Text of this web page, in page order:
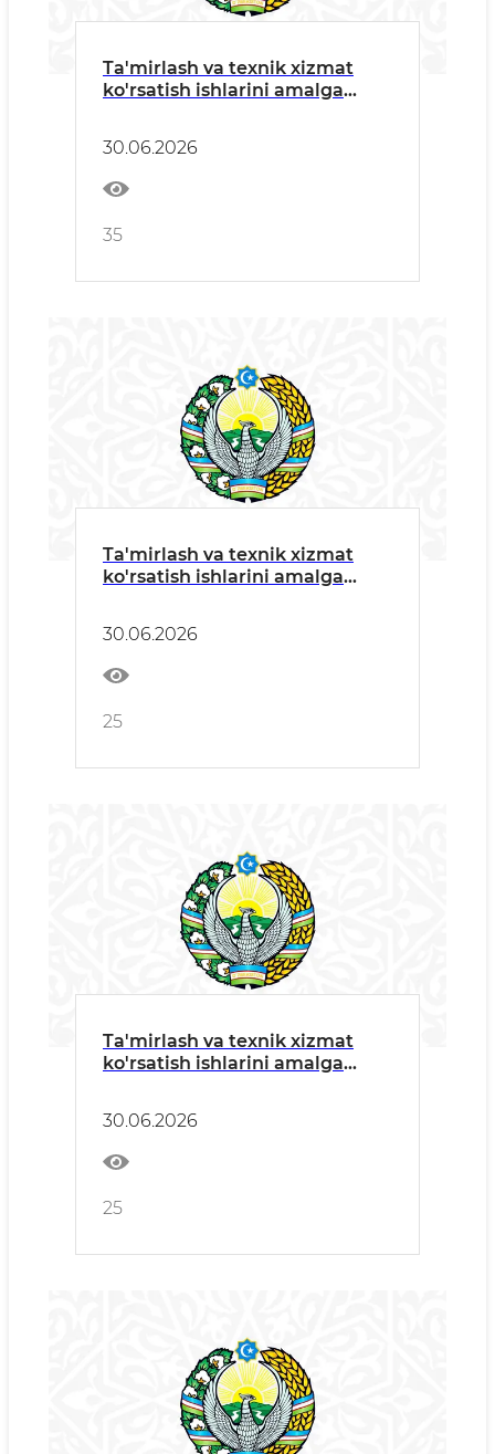
Ta'mirlash va texnik xizmat
ko'rsatish ishlarini amalga
30.06.2026
35
Ta'mirlash va texnik xizmat
ko'rsatish ishlarini amalga
30.06.2026
25
Ta'mirlash va texnik xizmat
ko'rsatish ishlarini amalga
30.06.2026
25